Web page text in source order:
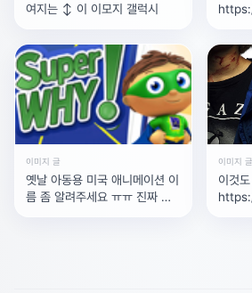
여지는 ‍‍↕️ 이 이모지 갤럭시
이미지 글
옛날 아동용 미국 애니메이션 이
름 좀 알려주세요 ㅠㅠ 진짜 자
이미지 글
이것